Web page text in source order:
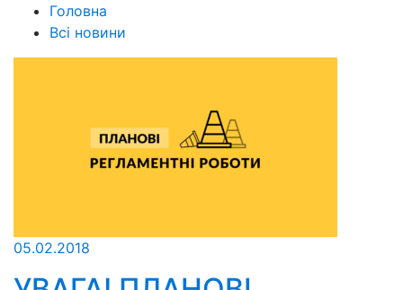
Головна
Всі новини
05.02.2018